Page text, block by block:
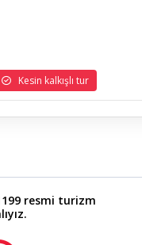
Kesin kalkışlı tur
resmi turizm